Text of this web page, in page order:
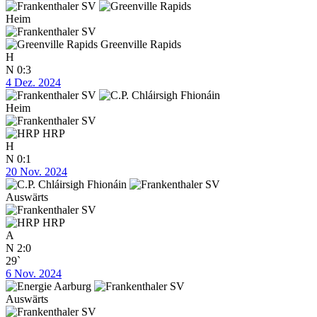
Heim
Greenville Rapids
H
N 0:3
4 Dez. 2024
Heim
HRP
H
N 0:1
20 Nov. 2024
Auswärts
HRP
A
N 2:0
29`
6 Nov. 2024
Auswärts